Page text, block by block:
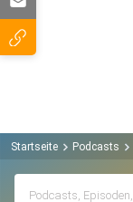
Startseite Podcasts